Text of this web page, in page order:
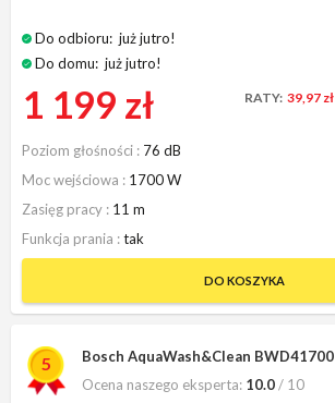
Do odbioru: już jutro!
Do domu: już jutro!
1 199 zł RATY: 39,97 zł
Poziom głośności
76 dB
Moc wejściowa
1700 W
Zasięg pracy
11 m
Funkcja prania
tak
DO KOSZYKA
5
Bosch AquaWash&Clean BWD41700
Ocena naszego eksperta: 10.0/ 10